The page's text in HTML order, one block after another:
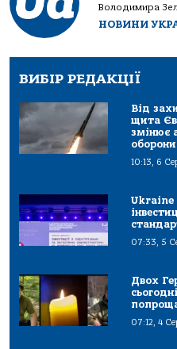
Володимира
НОВИНИ
ВИБІР РЕДАКЦІЇ
Від
щита
змінює
оборони
10:13, 6
Ukraine
07:33, 5
Двох
07:12, 4